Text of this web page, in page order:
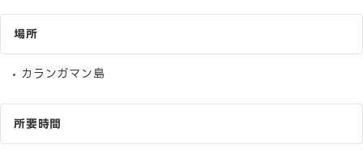
場所
カランガマン島
所要時間